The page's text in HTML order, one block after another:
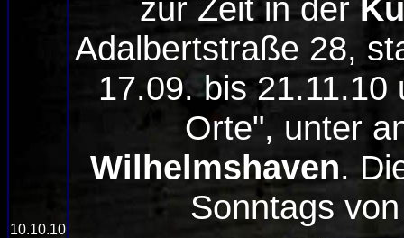
10.10.10
zur Zeit in der
Adalbertstraße 28,
17.09. bis
Orte", unter
Wilhelmshaven.
Sonntags